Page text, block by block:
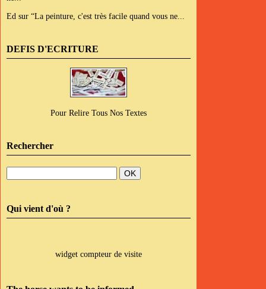
Ed sur “La peinture, c'est très facile quand vous ne...
DEFIS D'ECRITURE
Pour Relire Tous Nos Textes
Rechercher
Qui vient d'où ?
widget compteur de visite